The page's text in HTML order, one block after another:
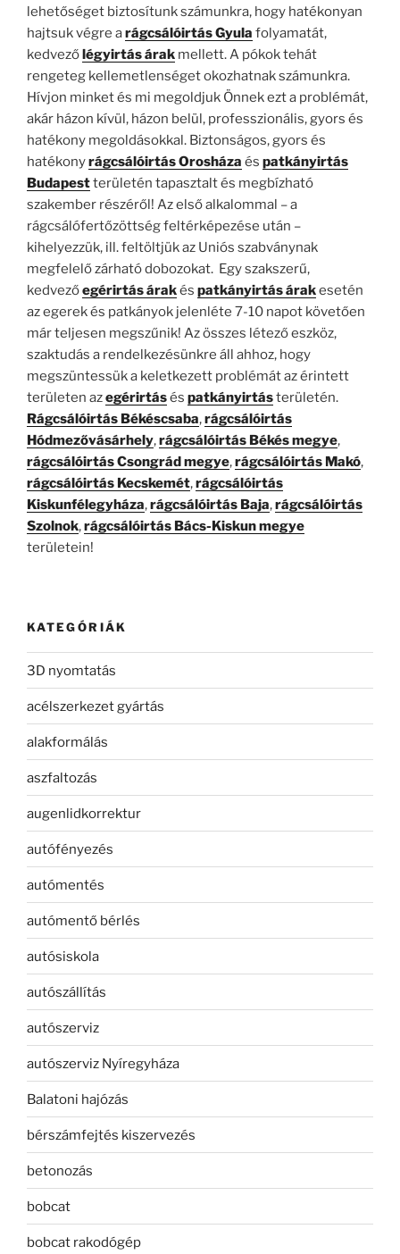
lehetőséget biztosítunk számunkra, hogy hatékonyan
hajtsuk végre arágcsálóirtás Gyula folyamatát,
kedvező légyirtás árak mellett. A pókok tehát
rengeteg kellemetlenséget okozhatnak számunkra.
Hívjon minket és mi megoldjuk Önnek ezt a problémát,
akár házon kívül, házon belül, professzionális, gyors és
hatékony megoldásokkal. Biztonságos, gyors és
hatékonyrágcsálóirtás Orosháza és patkányirtás
Budapestterületén tapasztalt és megbízható
szakember részéről! Az első alkalommal – a
rágcsálófertőzöttség feltérképezése után –
kihelyezzük, ill. feltöltjük az Uniós szabványnak
megfelelő zárható dobozokat. Egy szakszerű,
kedvezőegérirtás árakés patkányirtás árakesetén
az egerek és patkányok jelenléte 7-10 napot követően
már teljesen megszűnik! Az összes létező eszköz,
szaktudás a rendelkezésünkre áll ahhoz, hogy
megszüntessük a keletkezett problémát az érintett
területen azegérirtásés patkányirtásterületén.
Rágcsálóirtás Békéscsaba,rágcsálóirtás
Hódmezővásárhely,rágcsálóirtás Békés megye,
rágcsálóirtás Csongrád megye,rágcsálóirtás Makó,
rágcsálóirtás Kecskemét,rágcsálóirtás
Kiskunfélegyháza,rágcsálóirtás Baja,rágcsálóirtás
Szolnok,rágcsálóirtás Bács-Kiskun megye
területein!
KATEGÓRIÁK
3D nyomtatás
acélszerkezet gyártás
alakformálás
aszfaltozás
augenlidkorrektur
autófényezés
autómentés
autómentő bérlés
autósiskola
autószállítás
autószerviz
autószerviz Nyíregyháza
Balatoni hajózás
bérszámfejtés kiszervezés
betonozás
bobcat
bobcat rakodógép